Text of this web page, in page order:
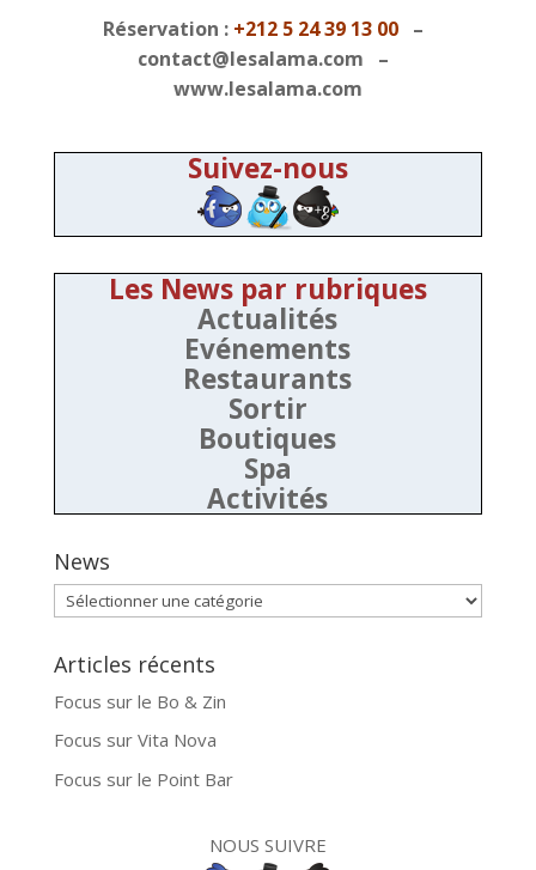
Réservation : +212 5 24 39 13 00–
contact@lesalama.com –
www.lesalama.com
Suivez-nous
Les News par rubriques
Actualités
Evénements
Restaurants
Sortir
Boutiques
Spa
Activités
News
News
Articles récents
Focus sur le Bo & Zin
Focus sur Vita Nova
Focus sur le Point Bar
NOUS SUIVRE